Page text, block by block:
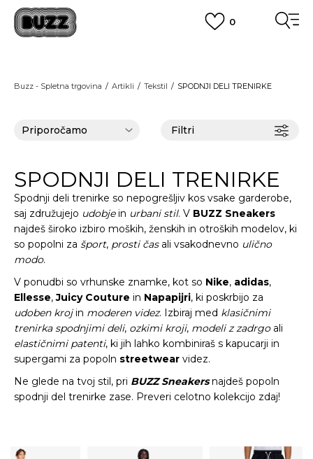
0
BREZPLAČNA POŠTNINA
na vse nakupe nad 100 EUR
Buzz - Spletna trgovina Artikli Tekstil SPODNJI DELI TRENIRKE
Filtri
SPODNJI DELI TRENIRKE
Spodnji deli trenirke so nepogrešljiv kos vsake garderobe,
saj združujejo udobjein urbani stil. V BUZZ Sneakers
najdeš široko izbiro moških, ženskih in otroških modelov, ki
so popolni za šport, prosti časali vsakodnevno ulično
modo.
V ponudbi so vrhunske znamke, kot so Nike, adidas,
Ellesse,Juicy Couture in Napapijri, ki poskrbijo za
udoben krojin moderen videz. Izbiraj med klasičnimi
trenirka spodnjimi deli, ozkimi kroji, modeli z zadrgoali
elastičnimi patenti, ki jih lahko kombiniraš s kapucarji in
supergami za popoln streetwear videz.
Ne glede na tvoj stil, pri BUZZ Sneakersnajdeš popoln
spodnji del trenirke zase. Preveri celotno kolekcijo zdaj!